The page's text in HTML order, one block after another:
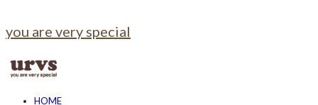
you are very special
HOME